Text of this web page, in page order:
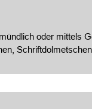
oder mittels
Schriftdolmetschen.